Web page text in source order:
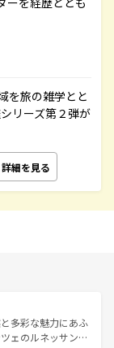
を旅の雑学とと
リーズ第２弾が
詳細を見る
多彩な魅力にあふ
ェのルネッサンス